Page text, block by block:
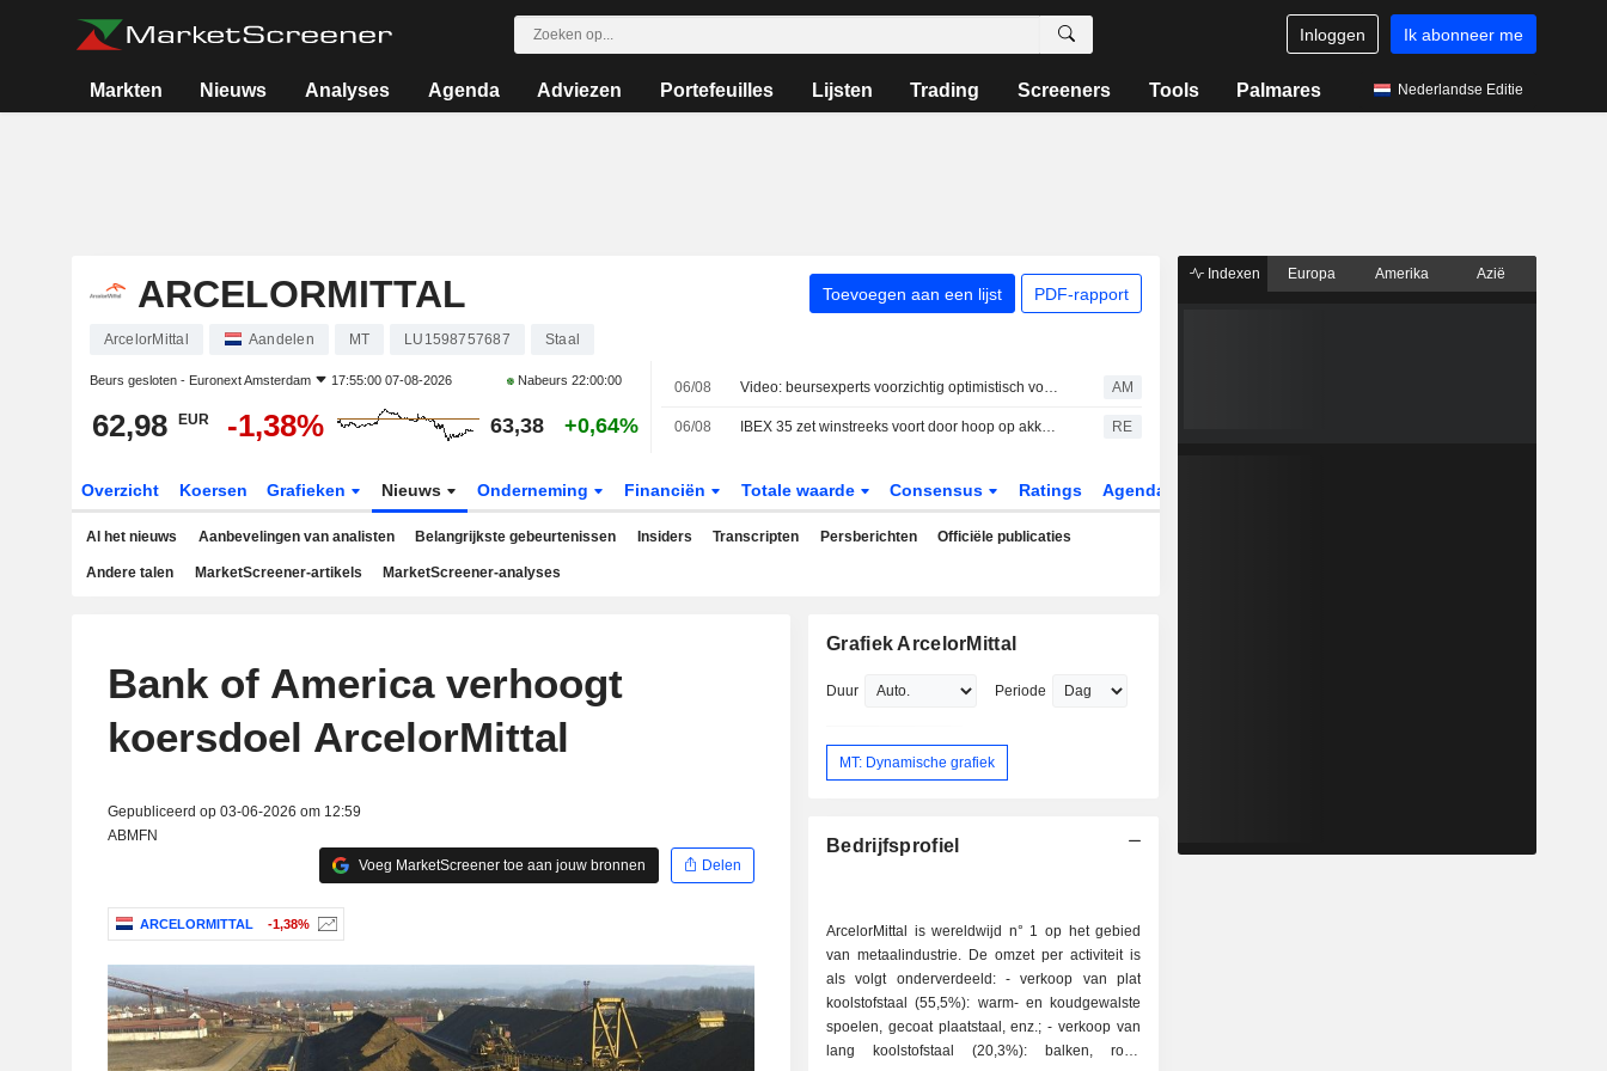
Inloggen Ik abonneer me
Markten Nieuws Analyses Agenda Adviezen Portefeuilles Lijsten Trading Screeners Tools Palmares Nederlandse Editie
ARCELORMITTAL Toevoegen aan een lijst PDF-rapport
ArcelorMittal Aandelen MT LU1598757687 Staal
Beurs gesloten - Euronext Amsterdam 17:55:00 07-08-2026 Nabeurs 22:00:00
62,98 EUR -1,38% 63,38 +0,64%
06/08 Video: beursexperts voorzichtig optimistisch voor langere termijn AM
06/08 IBEX 35 zet winstreeks voort door hoop op akkoord tussen VS en Iran RE
Overzicht Koersen Grafieken Nieuws Onderneming Financiën Totale waarde Consensus Ratings Agenda
Al het nieuws Aanbevelingen van analisten Belangrijkste gebeurtenissen Insiders Transcripten Persberichten Officiële publicaties
Andere talen MarketScreener-artikels MarketScreener-analyses
Bank of America verhoogt
koersdoel ArcelorMittal
Gepubliceerd op 03-06-2026 om 12:59
ABMFN
Voeg MarketScreener toe aan jouw bronnen
Delen
ARCELORMITTAL -1,38%
Grafiek ArcelorMittal
Duur Periode
MT: Dynamische grafiek
Bedrijfsprofiel
ArcelorMittal is wereldwijd n° 1 op het gebied
van metaalindustrie. De omzet per activiteit is
als volgt onderverdeeld: - verkoop van plat
koolstofstaal (55,5%): warm- en koudgewalste
spoelen, gecoat plaatstaal, enz.; - verkoop van
lang koolstofstaal (20,3%): balken, rond
Indexen Europa Amerika Azië